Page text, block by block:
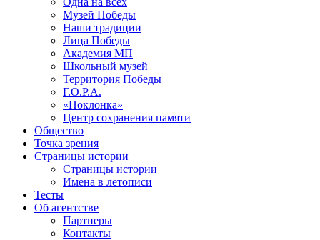
Музей Победы
Наши традиции
Лица Победы
Академия МП
Школьный музей
Территория Победы
Г.О.Р.А.
«Поклонка»
Центр сохранения памяти
Общество
Точка зрения
Страницы истории
Страницы истории
Имена в летописи
Тесты
Об агентстве
Партнеры
Контакты